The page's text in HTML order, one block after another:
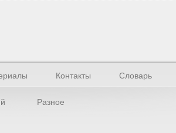
Контакты Словарь
Разное